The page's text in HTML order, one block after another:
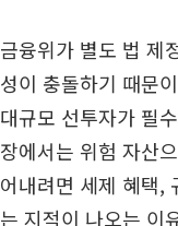
금융위가 별도 법 제
성이 충돌하기 때문
대규모 선투자가 필
장에서는 위험 자산
어내려면 세제 혜택,
는 지적이 나오는 이